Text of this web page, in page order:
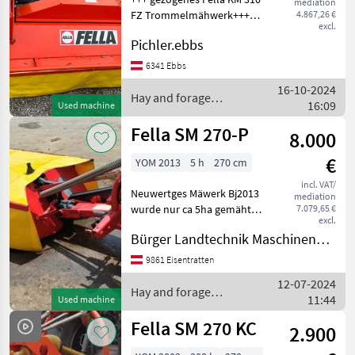
Used machine
4.867,26 €
excl.
FZ Trommelmähwerk+++
disc mower: Front mowers,
Cutting height adjustment
Hay and forage equipment
Disc mowers
Pichler.ebbs
6341 Ebbs
Hay and forage
equipment / Fella
16-10-2024
16:09
Used machine
Fella SM 270-P
8.000
€
incl. VAT/
mediation
7.079,65 €
excl.
YOM 2013 5 h 270 cm
Neuwertges Mäwerk Bj2013
wurde nur ca 5ha gemäht
disc mower: Rear mowers
Hay and forage equipment
Disc mowers
Bürger Landtechnik Maschinenbau
9861 Eisentratten
Hay and forage
equipment / Fella
12-07-2024
11:44
Fella SM 270 KC
2.900